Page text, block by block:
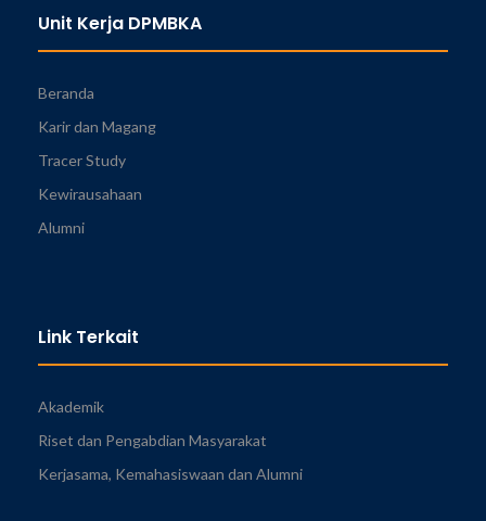
Unit Kerja DPMBKA
Beranda
Karir dan Magang
Tracer Study
Kewirausahaan
Alumni
Link Terkait
Akademik
Riset dan Pengabdian Masyarakat
Kerjasama, Kemahasiswaan dan Alumni